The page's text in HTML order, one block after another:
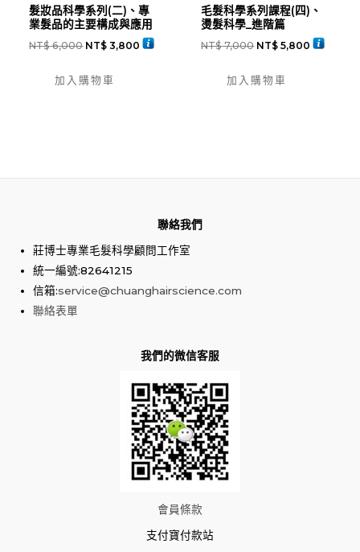
髮妝品科學系列(二)、專
業髮品的主要構成與應用
NT$6,000 NT$ 3,800
加入購物車
毛髮科學系列課程(四)、
燙髮科學_進階篇
NT$7,000 NT$ 5,800
加入購物車
聯絡我們
莊博士專業毛髮科學顧問工作室
統一編號:82641215
信箱:service@chuanghairscience.com
聯絡表單
我們的微信客服
會員條款
支付寶付款站